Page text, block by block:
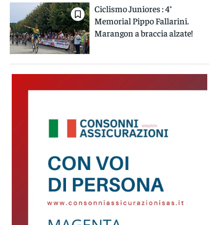
Ciclismo Juniores : 4°
Memorial Pippo Fallarini.
Marangon a braccia alzate!